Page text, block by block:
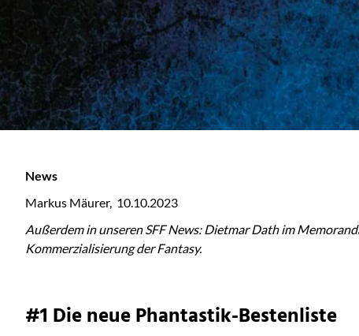
News
Markus Mäurer, 10.10.2023
Außerdem in unseren SFF News: Dietmar Dath im
Kommerzialisierung der Fantasy.
#1 Die neue Phantastik-Bestenliste